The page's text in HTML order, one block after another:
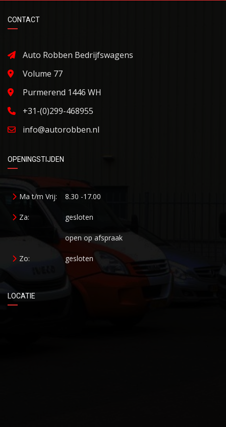
CONTACT
Auto Robben Bedrijfswagens
Volume 77
Purmerend 1446 WH
+31-(0)299-468955
info@autorobben.nl
OPENINGSTIJDEN
Ma t/m Vrij: 8.30 -17.00
Za: gesloten
open op afspraak
Zo: gesloten
LOCATIE